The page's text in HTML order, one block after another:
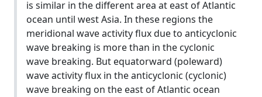
is similar in the different area at east of Atlantic
ocean until west Asia. In these regions the
meridional wave activity flux due to anticyclonic
wave breaking is more than in the cyclonic
wave breaking. But equatorward (poleward)
wave activity flux in the anticyclonic (cyclonic)
wave breaking on the east of Atlantic ocean